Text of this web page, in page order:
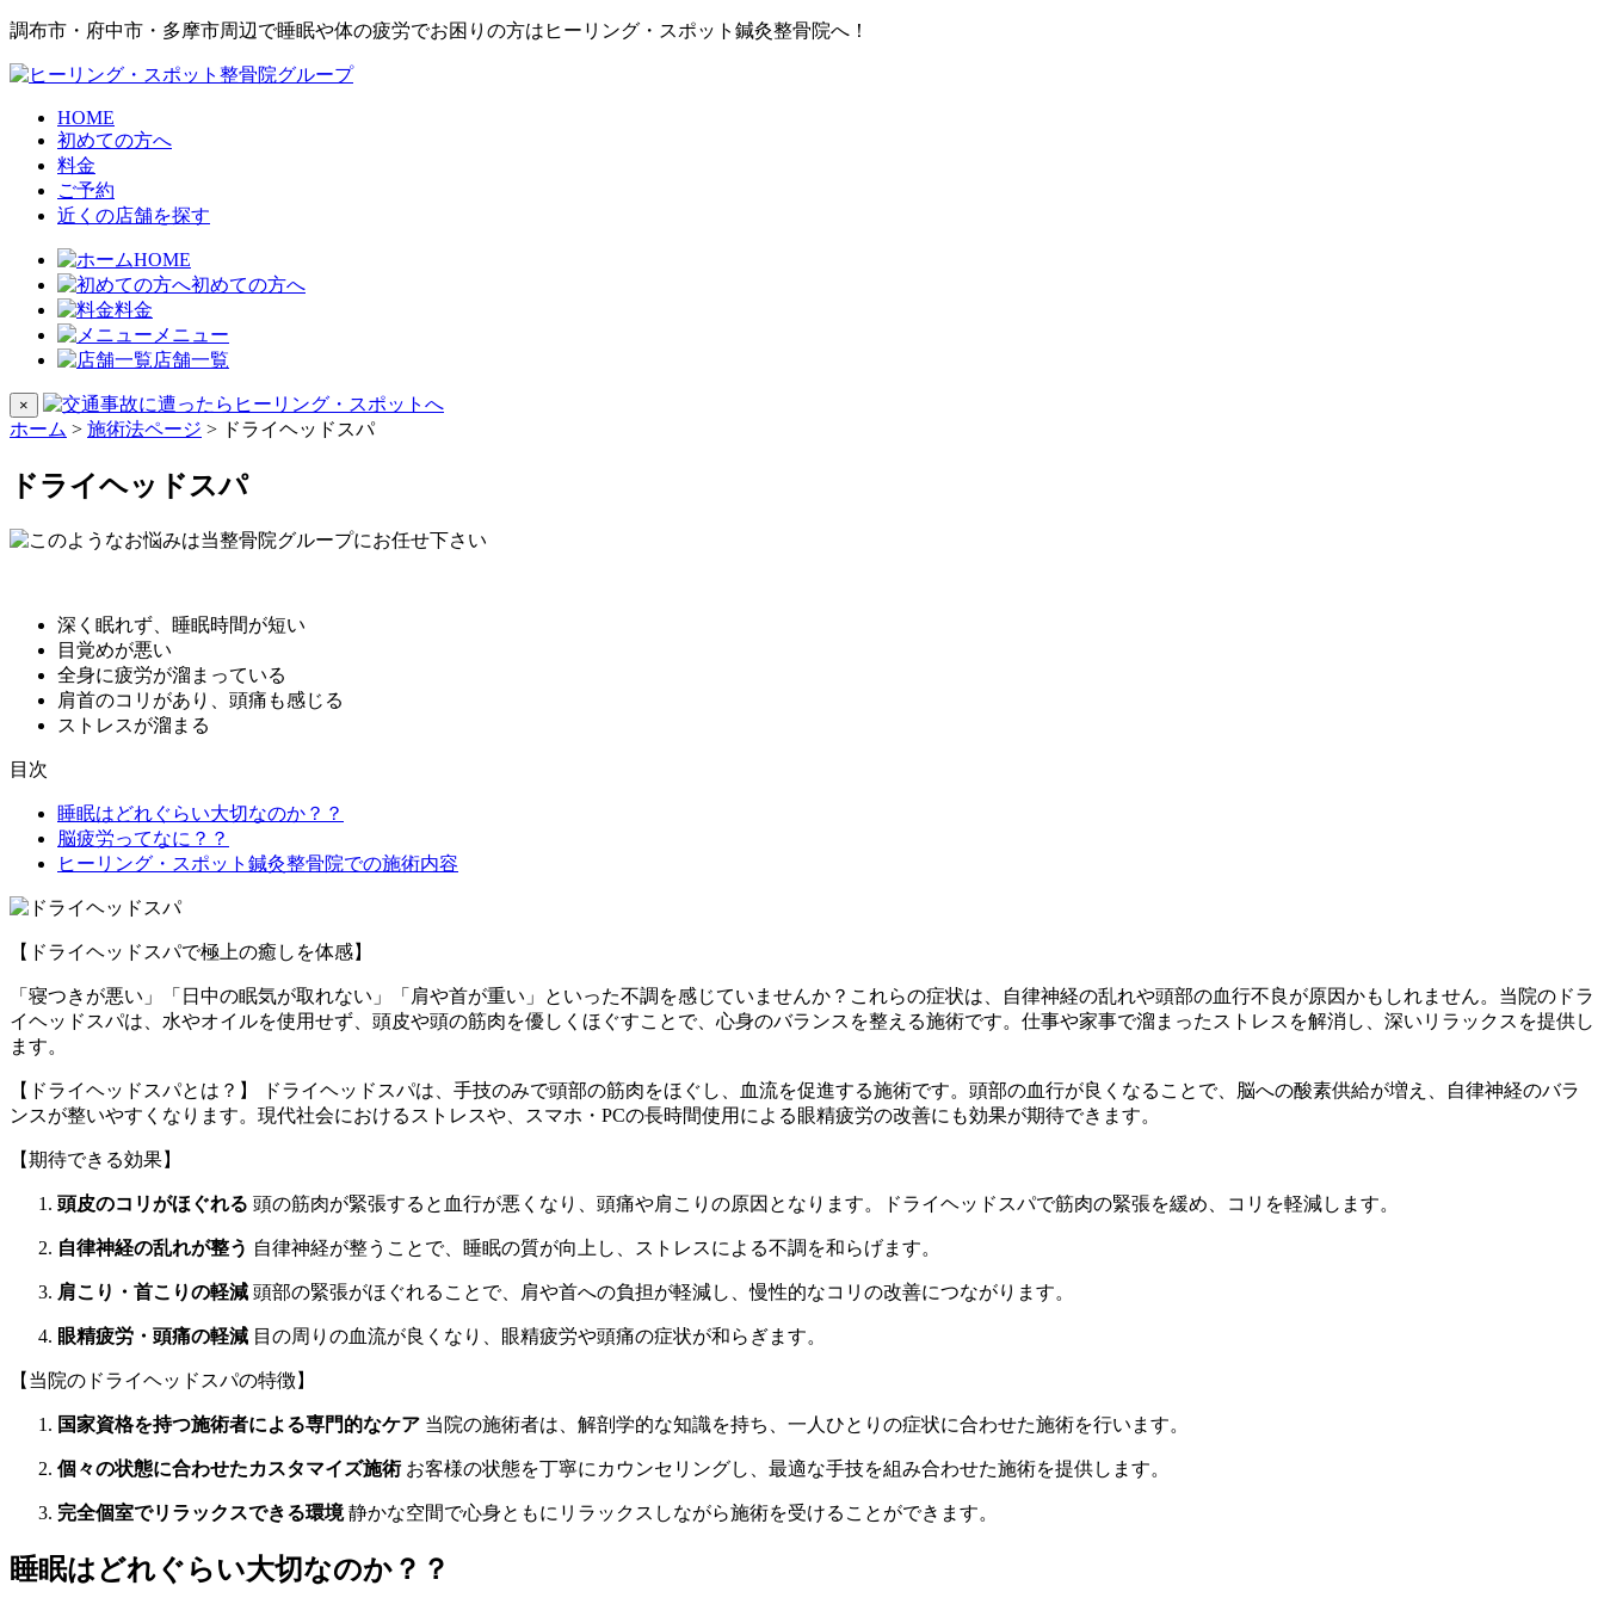
調布市・府中市・多摩市周辺で睡眠や体の疲労でお困りの方はヒーリング・スポット鍼灸整骨院へ！
HOME
初めての方へ
料金
ご予約
近くの店舗を探す
HOME
初めての方へ
料金
メニュー
店舗一覧
×
ホーム > 施術法ページ > ドライヘッドスパ
ドライヘッドスパ
深く眠れず、睡眠時間が短い
目覚めが悪い
全身に疲労が溜まっている
肩首のコリがあり、頭痛も感じる
ストレスが溜まる
目次
睡眠はどれぐらい大切なのか？？
脳疲労ってなに？？
ヒーリング・スポット鍼灸整骨院での施術内容
【ドライヘッドスパで極上の癒しを体感】
「寝つきが悪い」「日中の眠気が取れない」「肩や首が重い」といった不調を感じていませんか？これらの症状は、自律神経の乱れや頭部の血行不良が原因かもしれません。当院のドラ
イヘッドスパは、水やオイルを使用せず、頭皮や頭の筋肉を優しくほぐすことで、心身のバランスを整える施術です。仕事や家事で溜まったストレスを解消し、深いリラックスを提供し
ます。
【ドライヘッドスパとは？】 ドライヘッドスパは、手技のみで頭部の筋肉をほぐし、血流を促進する施術です。頭部の血行が良くなることで、脳への酸素供給が増え、自律神経のバラ
ンスが整いやすくなります。現代社会におけるストレスや、スマホ・PCの長時間使用による眼精疲労の改善にも効果が期待できます。
【期待できる効果】
頭皮のコリがほぐれる 頭の筋肉が緊張すると血行が悪くなり、頭痛や肩こりの原因となります。ドライヘッドスパで筋肉の緊張を緩め、コリを軽減します。
自律神経の乱れが整う 自律神経が整うことで、睡眠の質が向上し、ストレスによる不調を和らげます。
肩こり・首こりの軽減 頭部の緊張がほぐれることで、肩や首への負担が軽減し、慢性的なコリの改善につながります。
眼精疲労・頭痛の軽減 目の周りの血流が良くなり、眼精疲労や頭痛の症状が和らぎます。
【当院のドライヘッドスパの特徴】
国家資格を持つ施術者による専門的なケア 当院の施術者は、解剖学的な知識を持ち、一人ひとりの症状に合わせた施術を行います。
個々の状態に合わせたカスタマイズ施術お客様の状態を丁寧にカウンセリングし、最適な手技を組み合わせた施術を提供します。
完全個室でリラックスできる環境静かな空間で心身ともにリラックスしながら施術を受けることができます。
睡眠はどれぐらい大切なのか？？